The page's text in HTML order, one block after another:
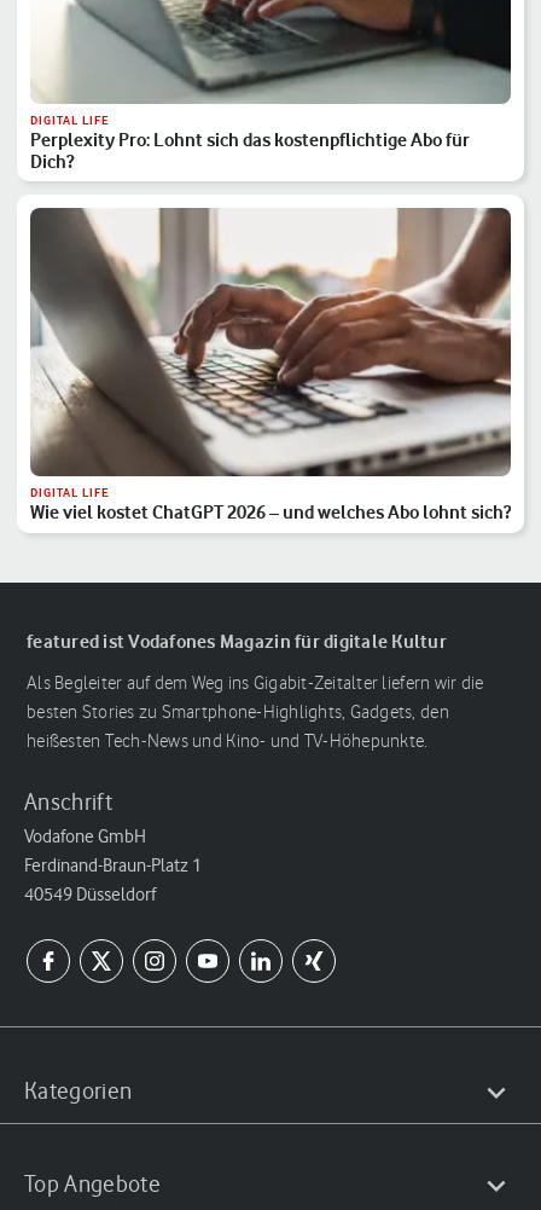
DIGITAL LIFE
Perplexity Pro: Lohnt sich das kostenpflichtige Abo für
Dich?
DIGITAL LIFE
Wie viel kostet ChatGPT 2026 – und welches Abo lohnt sich?
featured ist Vodafones Magazin für digitale Kultur
Als Begleiter auf dem Weg ins Gigabit-Zeitalter liefern wir die
besten Stories zu Smartphone-Highlights, Gadgets, den
heißesten Tech-News und Kino- und TV-Höhepunkte.
Anschrift
Vodafone GmbH
Ferdinand-Braun-Platz 1
40549 Düsseldorf
Kategorien
Top Angebote